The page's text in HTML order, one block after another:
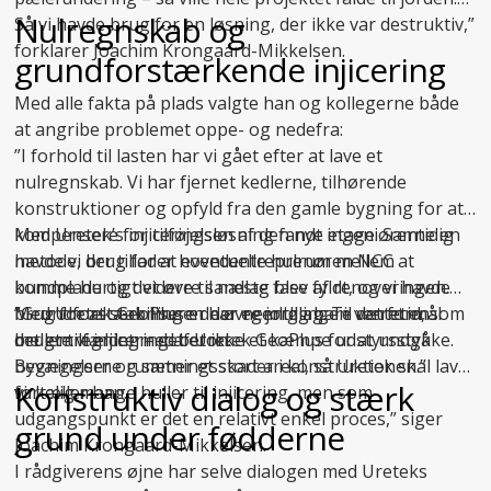
Så vi havde brug for en løsning, der ikke var destruktiv,”
forklarer Joachim Krongaard-Mikkelsen.
Nulregnskab og
grundforstærkende injicering
Med alle fakta på plads valgte han og kollegerne både
at angribe problemet oppe- og nedefra:
”I forhold til lasten har vi gået efter at lave et
nulregnskab. Vi har fjernet kedlerne, tilhørende
konstruktioner og opfyld fra den gamle bygning for at
kompensere for tilføjelsen af den nye etage. Samtidig
havde vi brug for at eventuelle hulrum mellem
bundplade og det øvre sandlag blev fyldt, og vi havde
brug for at stabilisere de øvre jordlag. Til det formål
brugte vi injicering af Uretek GeoPlus for at undgå
bevægelser og sætningsskader i konstruktionen.”
fortæller han.
Med Uretek’s injiceringsløsning fandt ingeniørerne en
metode, der tillader hovedentreprenøren NCC at
komme hurtigt videre til næste fase af renoveringen.
MedUretek GeoPluser der nemlig ingen ventetid, som
det er tilfældet med beton.
”Grundforstærkningen har egentlig bare været en
mellemregning – det er ikke et kæmpe udstyrsstykke.
Bygningerne rummer et stort areal, så Uretek skal lave
virkelig mange huller til injicering, men som
udgangspunkt er det en relativt enkel proces,” siger
Joachim Krongaard-Mikkelsen.
Konstruktiv dialog og stærk
grund under fødderne
I rådgiverens øjne har selve dialogen med Ureteks